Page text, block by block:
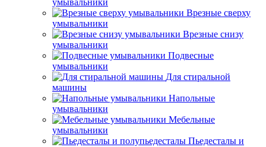
умывальники
Врезные сверху
умывальники
Врезные снизу
умывальники
Подвесные
умывальники
Для стиральной
машины
Напольные
умывальники
Мебельные
умывальники
Пьедесталы и